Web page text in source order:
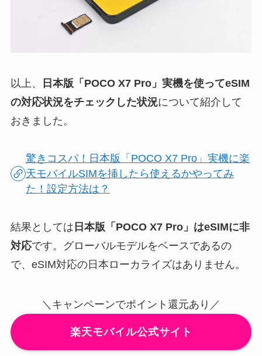
以上、
日本版「POCO X7 Pro」実機を使ってeSIM
の対応状況をチェックした状況について紹介して
おきました。
驚きコスパ！日本版「POCO X7 Pro」実機に楽
天モバイルSIMを挿したら使えるかやってみ
た！設定方法は？
結果としては 日本版「POCO X7 Pro」はeSIMに非
対応です。グローバルモデルをベースであるの
で、eSIM対応の日本ローカライズはありません。
＼キャンペーンでポイント還元あり／
楽天モバイル公式サイト